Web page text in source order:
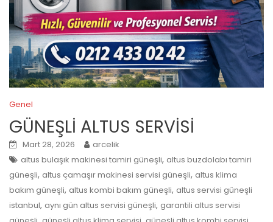
Genel
GÜNEŞLİ ALTUS SERVİSİ
Mart 28, 2026
arcelik
altus bulaşık makinesi tamiri güneşli, altus buzdolabı tamiri
güneşli, altus çamaşır makinesi servisi güneşli, altus klima
bakım güneşli, altus kombi bakım güneşli, altus servisi güneşli
istanbul, aynı gün altus servisi güneşli, garantili altus servisi